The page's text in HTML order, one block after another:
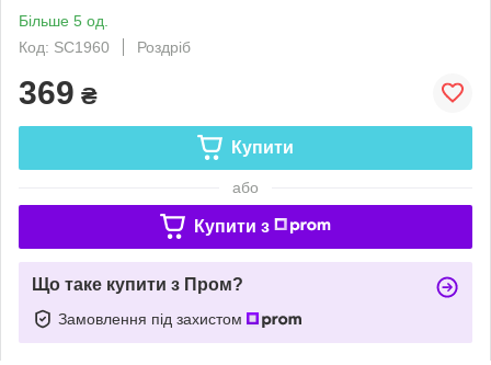
Більше 5 од.
Код: SC1960
Роздріб
369 ₴
Купити
або
Купити з
Що таке купити з Пром?
Замовлення під захистом